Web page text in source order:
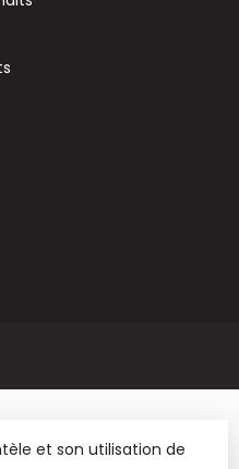
et son utilisation de